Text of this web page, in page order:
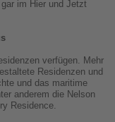
im Hier und Jetzt
verfügen. Mehr
Residenzen und
und das maritime
anderem die Nelson
Residence.